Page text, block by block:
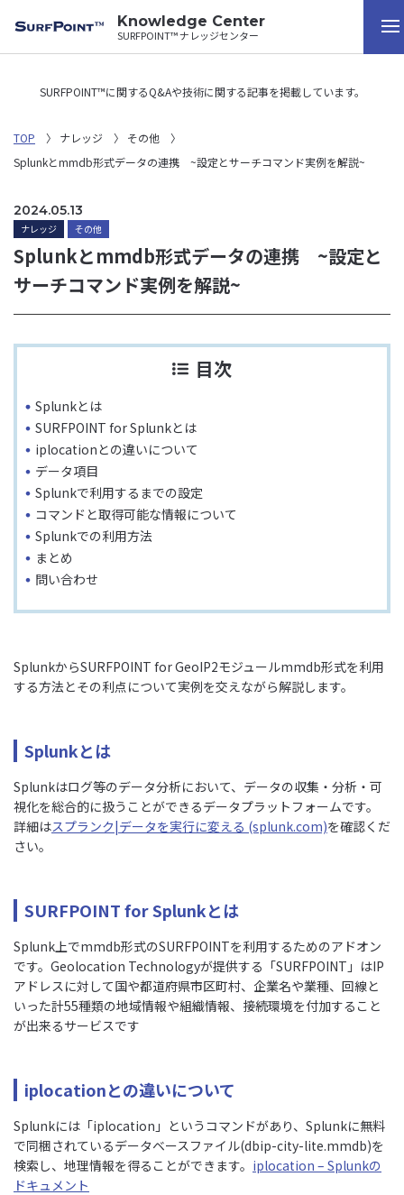
Knowledge Center
SURFPOINT™ ナレッジセンター
SURFPOINT™に関するQ&Aや技術に関する記事を掲載しています。
TOP ナレッジ
その他
Splunkとmmdb形式データの連携 ~設定とサーチコマンド実例を解説~
2024.05.13
ナレッジ その他
Splunkとmmdb形式データの連携 ~設定と
サーチコマンド実例を解説~
目次
Splunkとは
SURFPOINT for Splunkとは
iplocationとの違いについて
データ項目
Splunkで利用するまでの設定
コマンドと取得可能な情報について
Splunkでの利用方法
まとめ
問い合わせ
SplunkからSURFPOINT for GeoIP2モジュールmmdb形式を利用
する方法とその利点について実例を交えながら解説します。
Splunkとは
Splunkはログ等のデータ分析において、データの収集・分析・可
視化を総合的に扱うことができるデータプラットフォームです。
詳細はスプランク|データを実行に変える (splunk.com)を確認くだ
さい。
SURFPOINT for Splunkとは
Splunk上でmmdb形式のSURFPOINTを利用するためのアドオン
です。Geolocation Technologyが提供する「SURFPOINT」はIP
アドレスに対して国や都道府県市区町村、企業名や業種、回線と
いった計55種類の地域情報や組織情報、接続環境を付加すること
が出来るサービスです
iplocationとの違いについて
Splunkには「iplocation」というコマンドがあり、Splunkに無料
で同梱されているデータベースファイル(dbip-city-lite.mmdb)を
検索し、地理情報を得ることができます。 iplocation – Splunkの
ドキュメント